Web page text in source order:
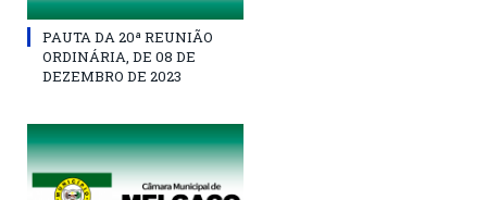
PAUTA DA 20ª REUNIÃO
ORDINÁRIA, DE 08 DE
DEZEMBRO DE 2023